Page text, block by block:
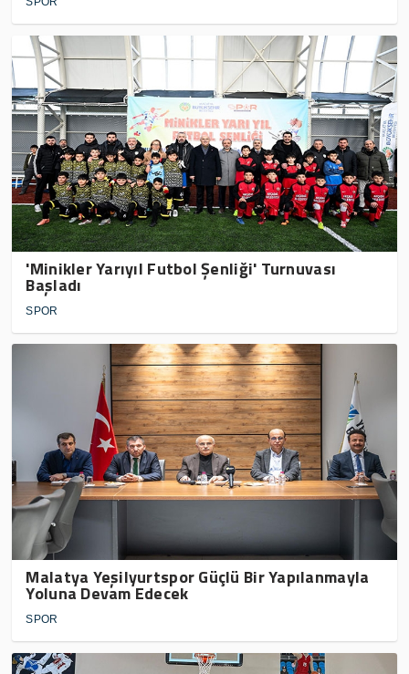
'Minikler Yarıyıl Futbol Şenliği' Turnuvası
Başladı
SPOR
Malatya Yeşilyurtspor Güçlü Bir Yapılanmayla
Yoluna Devam Edecek
SPOR